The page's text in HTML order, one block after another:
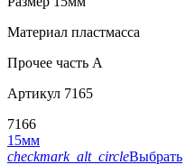
Материал пластмасса
Прочее часть A
Артикул 7165
7166
15мм
checkmark_alt_circleВыбрать